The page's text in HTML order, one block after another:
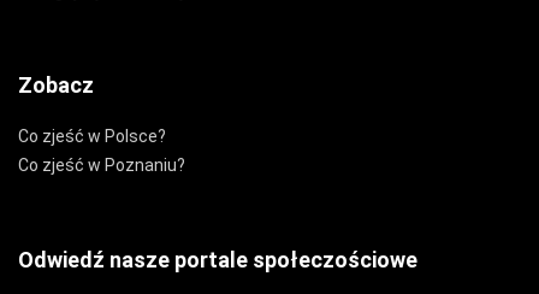
Zobacz
Co zjeść w Polsce?
Co zjeść w Poznaniu?
Odwiedź nasze portale społeczościowe